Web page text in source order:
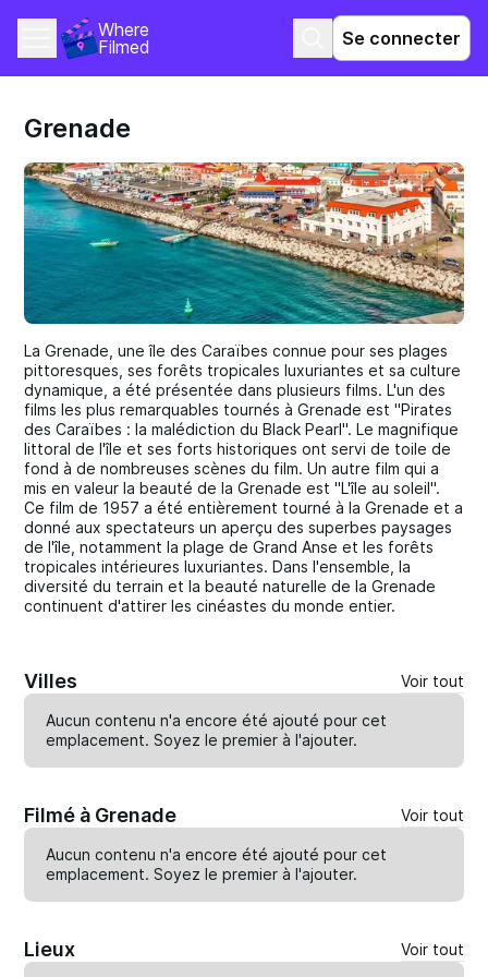
Where
Filmed
Se connecter
Grenade
La Grenade, une île des Caraïbes connue pour ses plages
pittoresques, ses forêts tropicales luxuriantes et sa culture
dynamique, a été présentée dans plusieurs films. L'un des
films les plus remarquables tournés à Grenade est "Pirates
des Caraïbes : la malédiction du Black Pearl". Le magnifique
littoral de l'île et ses forts historiques ont servi de toile de
fond à de nombreuses scènes du film. Un autre film qui a
mis en valeur la beauté de la Grenade est "L'île au soleil".
Ce film de 1957 a été entièrement tourné à la Grenade et a
donné aux spectateurs un aperçu des superbes paysages
de l'île, notamment la plage de Grand Anse et les forêts
tropicales intérieures luxuriantes. Dans l'ensemble, la
diversité du terrain et la beauté naturelle de la Grenade
continuent d'attirer les cinéastes du monde entier.
Villes Voir tout
Aucun contenu n'a encore été ajouté pour cet
emplacement. Soyez le premier àl'ajouter.
Filmé à Grenade Voir tout
Aucun contenu n'a encore été ajouté pour cet
emplacement. Soyez le premier àl'ajouter.
Lieux Voir tout